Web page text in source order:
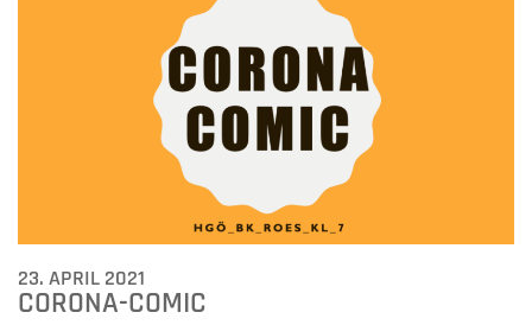
23. APRIL 2021
CORONA-COMIC